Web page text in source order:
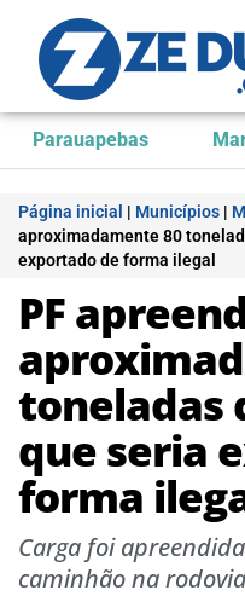
Parauapebas
Página inicial | Municípios |
aproximadamente 80
exportado de forma ilegal
PF
toneladas
que seria
forma
Carga foi
caminhão na